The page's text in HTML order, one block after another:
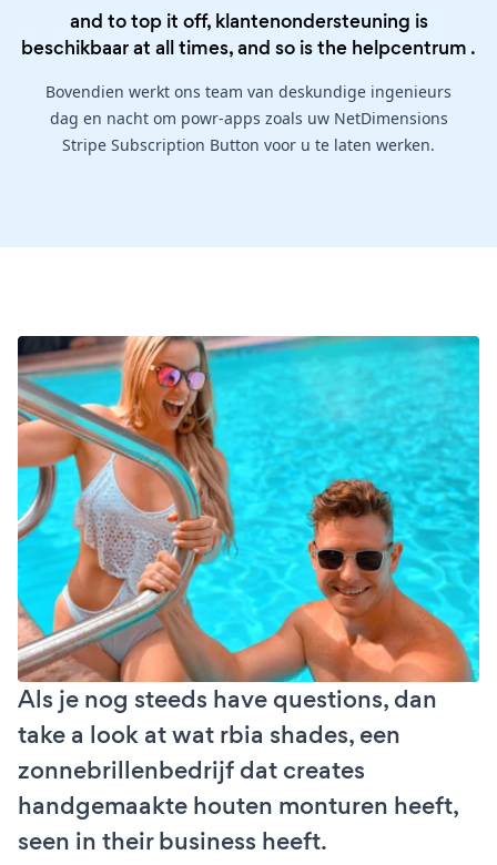
and to top it off, klantenondersteuning is
beschikbaar at all times, and so is the helpcentrum .
Bovendien werkt ons team van deskundige ingenieurs
dag en nacht om powr-apps zoals uw NetDimensions
Stripe Subscription Button voor u te laten werken.
Als je nog steeds have questions, dan
take a look at wat rbia shades, een
zonnebrillenbedrijf dat creates
handgemaakte houten monturen heeft,
seen in their business heeft.